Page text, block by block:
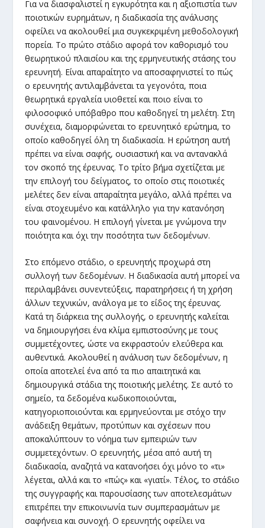
Για να διασφαλιστεί η εγκυρότητα και η αξιοπιστία των
ποιοτικών ευρημάτων, η διαδικασία της ανάλυσης
οφείλει να ακολουθεί μια συγκεκριμένη μεθοδολογική
πορεία. Το πρώτο στάδιο αφορά τον καθορισμό του
θεωρητικού πλαισίου και της ερμηνευτικής στάσης του
ερευνητή. Είναι απαραίτητο να αποσαφηνιστεί το πώς
ο ερευνητής αντιλαμβάνεται τα γεγονότα, ποια
θεωρητικά εργαλεία υιοθετεί και ποιο είναι το
φιλοσοφικό υπόβαθρο που καθοδηγεί τη μελέτη. Στη
συνέχεια, διαμορφώνεται το ερευνητικό ερώτημα, το
οποίο καθοδηγεί όλη τη διαδικασία. Η ερώτηση αυτή
πρέπει να είναι σαφής, ουσιαστική και να αντανακλά
τον σκοπό της έρευνας. Το τρίτο βήμα σχετίζεται με
την επιλογή του δείγματος, το οποίο στις ποιοτικές
μελέτες δεν είναι απαραίτητα μεγάλο, αλλά πρέπει να
είναι στοχευμένο και κατάλληλο για την κατανόηση
του φαινομένου. Η επιλογή γίνεται με γνώμονα την
ποιότητα και όχι την ποσότητα των δεδομένων.
Στο επόμενο στάδιο, ο ερευνητής προχωρά στη
συλλογή των δεδομένων. Η διαδικασία αυτή μπορεί να
περιλαμβάνει συνεντεύξεις, παρατηρήσεις ή τη χρήση
άλλων τεχνικών, ανάλογα με το είδος της έρευνας.
Κατά τη διάρκεια της συλλογής, ο ερευνητής καλείται
να δημιουργήσει ένα κλίμα εμπιστοσύνης με τους
συμμετέχοντες, ώστε να εκφραστούν ελεύθερα και
αυθεντικά. Ακολουθεί η ανάλυση των δεδομένων, η
οποία αποτελεί ένα από τα πιο απαιτητικά και
δημιουργικά στάδια της ποιοτικής μελέτης. Σε αυτό το
σημείο, τα δεδομένα κωδικοποιούνται,
κατηγοριοποιούνται και ερμηνεύονται με στόχο την
ανάδειξη θεμάτων, προτύπων και σχέσεων που
αποκαλύπτουν το νόημα των εμπειριών των
συμμετεχόντων. Ο ερευνητής, μέσα από αυτή τη
διαδικασία, αναζητά να κατανοήσει όχι μόνο το «τι»
λέγεται, αλλά και το «πώς» και «γιατί». Τέλος, το στάδιο
της συγγραφής και παρουσίασης των αποτελεσμάτων
επιτρέπει την επικοινωνία των συμπερασμάτων με
σαφήνεια και συνοχή. Ο ερευνητής οφείλει να